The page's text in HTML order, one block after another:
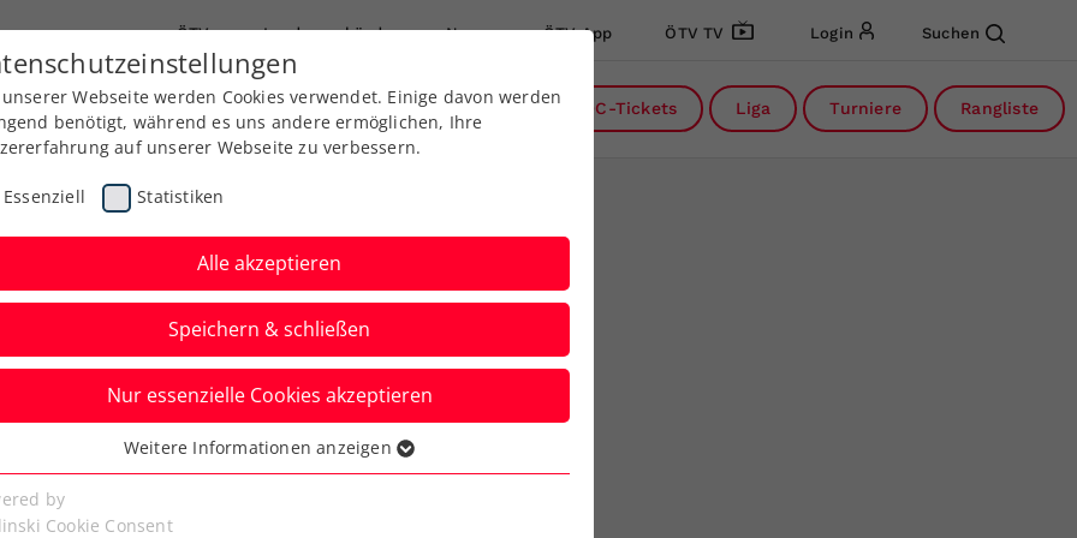
ÖTV Landesverbände News ÖTV App ÖTV TV Login Suchen
Ausbildung Services Über uns Kreise DC-Tickets Liga Turniere Rangliste
verlangt
Ruud eine Menge ab
Webseite werden Cookies verwendet. Einige davon werden
benötigt, während es uns andere ermöglichen, Ihre
auf unserer Webseite zu verbessern.
Essenziell Statistiken
Alle akzeptieren
Speichern & schließen
Nur essenzielle Cookies akzeptieren
Cookies werden für grundlegende Funktionen der
benötigt. Dadurch ist gewährleistet, dass die Webseite
Weitere Informationen anzeigen
by
Cookie Consent